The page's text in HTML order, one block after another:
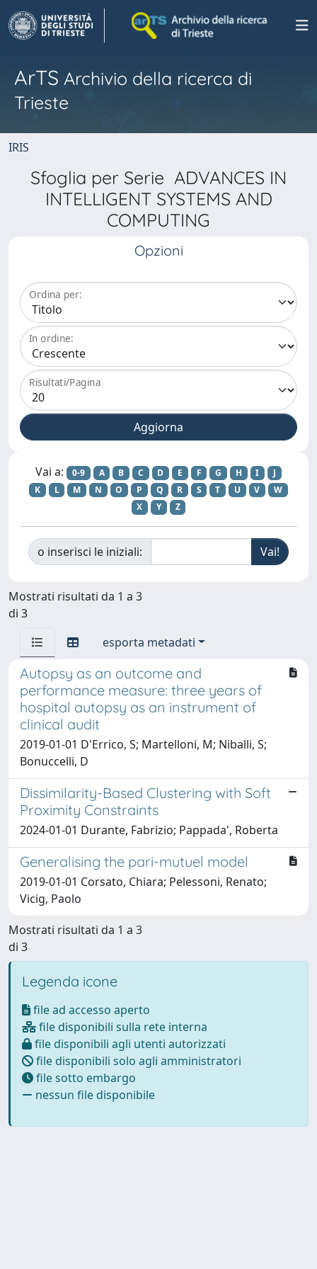
ArTS Archivio della ricerca di
Trieste
IRIS
Sfoglia per Serie ADVANCES IN
INTELLIGENT SYSTEMS AND
COMPUTING
Opzioni
Ordina per:
In ordine:
Risultati/Pagina
Vai a: 0-9 A B C D E F G H I
J
K
L M N O P Q R S T U V
W
X
Y Z
o inserisci le iniziali:
Mostrati risultati da 1 a 3
di 3
esporta metadati
Autopsy as an outcome and
performance measure: three years of
hospital autopsy as an instrument of
clinical audit
2019-01-01 D'Errico, S; Martelloni, M; Niballi, S;
Bonuccelli, D
Dissimilarity-Based Clustering with Soft
Proximity Constraints
2024-01-01 Durante, Fabrizio; Pappada', Roberta
Generalising the pari-mutuel model
2019-01-01 Corsato, Chiara; Pelessoni, Renato;
Vicig, Paolo
Mostrati risultati da 1 a 3
di 3
Legenda icone
file ad accesso aperto
file disponibili sulla rete interna
file disponibili agli utenti autorizzati
file disponibili solo agli amministratori
file sotto embargo
nessun file disponibile